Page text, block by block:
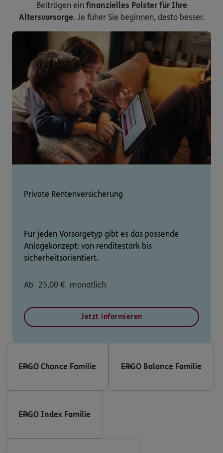
Beiträgen ein finanzielles Polster für Ihre
Altersvorsorge. Je füher Sie beginnen, desto besser.
Private Rentenversicherung
Für jeden Vorsorgetyp gibt es das passende
Anlagekonzept: von renditestark bis
sicherheitsorientiert.
Ab 25,00 € monatlich
Jetzt informieren
ERGO Chance Familie ERGO Balance Familie
ERGO Index Familie